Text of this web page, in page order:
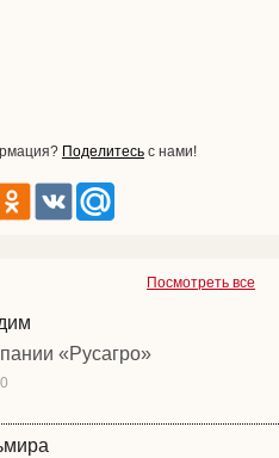
Поделитесь с нами!
Посмотреть все
«Русагро»